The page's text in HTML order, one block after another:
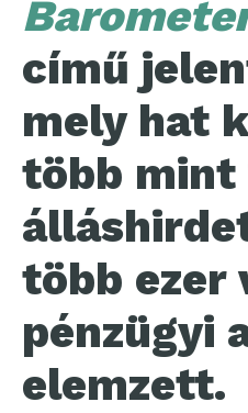
című
mely hat
több mint
több ezer
pénzügyi
elemzett.